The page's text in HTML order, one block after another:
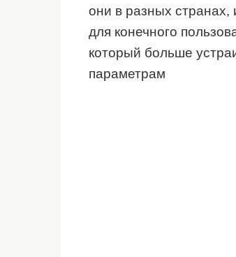
они в разных странах,
для конечного
который больше
параметрам